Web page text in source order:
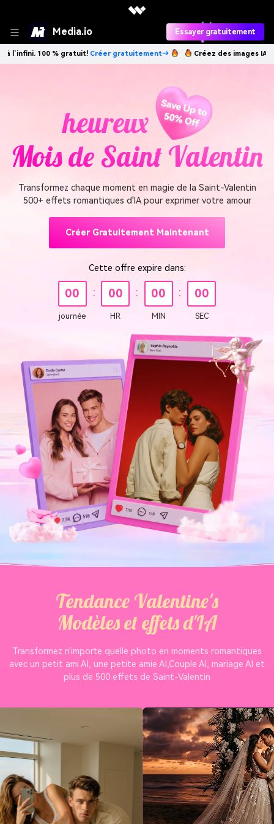
Media.io Essayer gratuitement
Créez des images IA à l’infini. 100 % gratuit!Créer
heureux
Mois de Saint Valentin
Transformez chaque moment en magie de la Saint-Valentin
500+ effets romantiques d'IA pour exprimer votre amour
Créer Gratuitement Maintenant
Cette offre expire dans:
00
journée
: 00
HR
: 00
MIN
: 00
SEC
Tendance Valentine's
Modèles et effets d'IA
Transformez n'importe quelle photo en moments romantiques
avec un petit ami AI, une petite amie AI,Couple AI, mariage AI et
plus de 500 effets de Saint-Valentin